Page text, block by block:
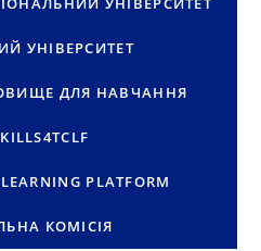
УНІВЕРСИТЕТ
ДЛЯ НАВЧАННЯ
PLATFORM
КОМІСІЯ